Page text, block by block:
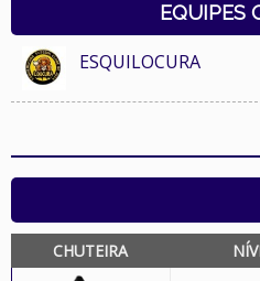
EQUIPES
ESQUILOCURA
CHUTEIRA